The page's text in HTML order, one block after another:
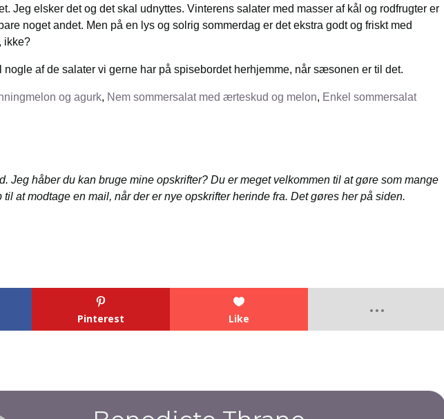
Jeg elsker det og det skal udnyttes. Vinterens salater med masser af kål og rodfrugter er
noget andet. Men på en lys og solrig sommerdag er det ekstra godt og friskt med
ikke?
nogle af de salater vi gerne har på spisebordet herhjemme, når sæsonen er til det.
og agurk, Nem sommersalat med ærteskud og melon, Enkel sommersalat
Jeg håber du kan bruge mine opskrifter? Du er meget velkommen til at gøre som mange
at modtage en mail, når der er nye opskrifter herinde fra. Det gøres her på siden.
Pinterest Like